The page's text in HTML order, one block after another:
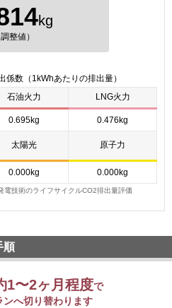
kg
調整値）
係数（1kWhあたりの排出量）
石油火力 LNG火力
0.695kg 0.476kg
太陽光 原子力
0.000kg 0.000kg
電技術のライフサイクルCO2排出量評価
順
1〜2ヶ月程度で
ンへ切り替わります